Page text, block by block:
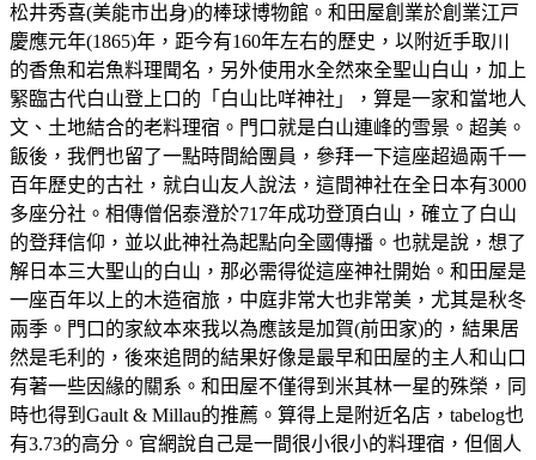
松井秀喜(美能市出身)的棒球博物館。和田屋創業於創業江戸
慶應元年(1865)年，距今有160年左右的歷史，以附近手取川
的香魚和岩魚料理聞名，另外使用水全然來全聖山白山，加上
緊臨古代白山登上口的「白山比咩神社」，算是一家和當地人
文、土地結合的老料理宿。門口就是白山連峰的雪景。超美。
飯後，我們也留了一點時間給團員，參拜一下這座超過兩千一
百年歷史的古社，就白山友人說法，這間神社在全日本有3000
多座分社。相傳僧侶泰澄於717年成功登頂白山，確立了白山
的登拜信仰，並以此神社為起點向全國傳播。也就是說，想了
解日本三大聖山的白山，那必需得從這座神社開始。和田屋是
一座百年以上的木造宿旅，中庭非常大也非常美，尤其是秋冬
兩季。門口的家紋本來我以為應該是加賀(前田家)的，結果居
然是毛利的，後來追問的結果好像是最早和田屋的主人和山口
有著一些因緣的關系。和田屋不僅得到米其林一星的殊榮，同
時也得到Gault & Millau的推薦。算得上是附近名店，tabelog也
有3.73的高分。官網說自己是一間很小很小的料理宿，但個人